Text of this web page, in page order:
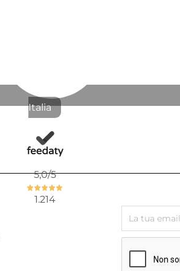
Italia
5,0/5
1.214
AURUM
97,54 € -15%
82,91 €